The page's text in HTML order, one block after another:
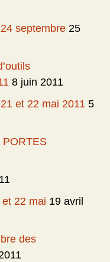
septembre 25
8 juin 2011
et 22 mai 2011 5
PORTES
22 mai 19 avril
des